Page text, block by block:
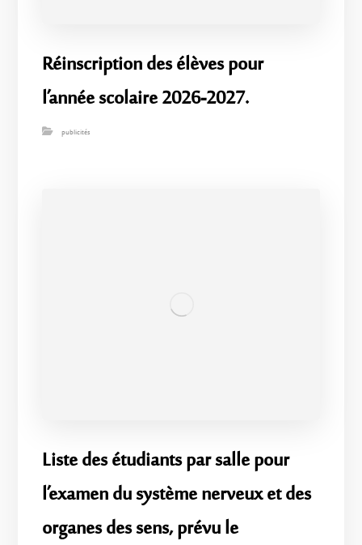
Réinscription des élèves pour
l’année scolaire 2026-2027.
publicités
Liste des étudiants par salle pour
l’examen du système nerveux et des
organes des sens, prévu le